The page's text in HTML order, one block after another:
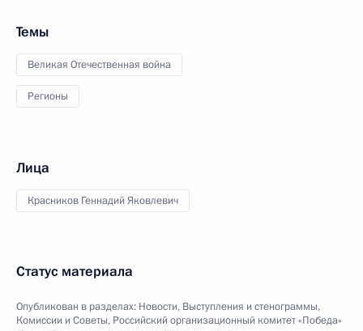
Темы
Великая Отечественная война
Регионы
Лица
Красников Геннадий Яковлевич
Статус материала
Опубликован в разделах: Новости, Выступления и стенограммы,
Комиссии и Советы, Российский организационный комитет «Победа»